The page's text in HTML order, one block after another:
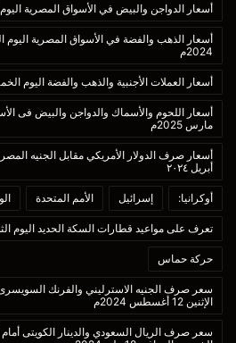
أسعار الدواجن والبيض في الأسواق المصرية اليوم الإثنين
2024م
أسعار العملات الأجنبية والذهب والفضة اليوم الخميس
مارس 2025م
أبريل ٢٠٢٤
أوكرانيا: إسرائيل الأمم المتحدة
تعرف على مواعيد قطارات السكة الحديد اليوم الثلاثاء 23 أبريل
حركة حماس
سعر صرف الجنيه الاسترليني والفرنك السويسرى
الإثنين 12 أغسطس 2024م
سعر صرف الريال السعودي والدينار الكويتى أمام